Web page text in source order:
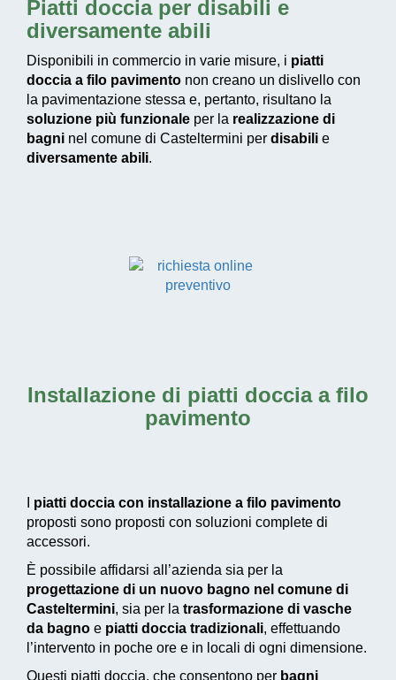
Piatti doccia per disabili e
diversamente abili
Disponibili in commercio in varie misure, i piatti
doccia a filo pavimento non creano un dislivello con
la pavimentazione stessa e, pertanto, risultano la
soluzione più funzionale per la realizzazione di
bagni nel comune di Casteltermini per disabili e
diversamente abili.
Installazione di piatti doccia a filo
pavimento
piatti doccia con installazione a filo pavimento
proposti sono proposti con soluzioni complete di
accessori.
È possibile affidarsi all’azienda sia per la
progettazione di un nuovo bagno nel comune di
Casteltermini, sia per la trasformazione di vasche
da bagno e piatti doccia tradizionali, effettuando
l’intervento in poche ore e in locali di ogni dimensione.
Questi piatti doccia, che consentono per bagni